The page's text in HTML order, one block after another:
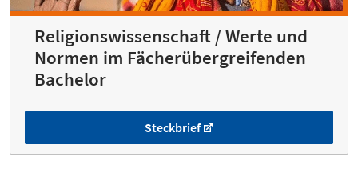
Religionswissenschaft / Werte und
Normen im Fächerübergreifenden
Bachelor
Steckbrief